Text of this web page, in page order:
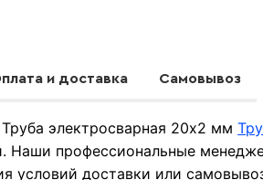
и доставка Самовывоз
электросварная 20х2 мм
Наши профессиональные
условий доставки или